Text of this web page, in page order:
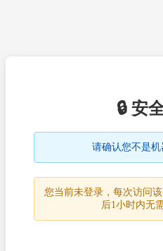
🔒 安
请确认您不是
您当前未登录，每次访问
后1小时内无